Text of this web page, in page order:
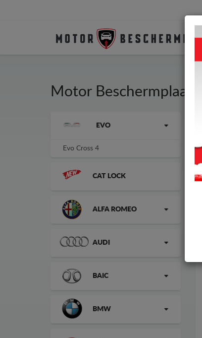
Motor Beschermplaat
Merken EVO
Evo Cross 4
CAT LOCK
ALFA ROMEO
AUDI
BAIC
BMW